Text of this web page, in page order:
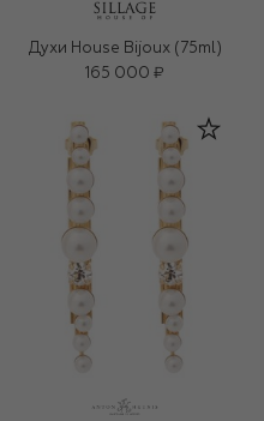
Духи House Bijoux (75ml)
165 000 ₽